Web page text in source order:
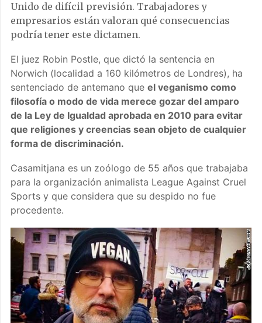
Unido de difícil previsión. Trabajadores y
empresarios están valoran qué consecuencias
podría tener este dictamen.
El juez Robin Postle, que dictó la sentencia en
Norwich (localidad a 160 kilómetros de Londres), ha
sentenciado de antemano que el veganismo como
filosofía o modo de vida merece gozar del amparo
de la Ley de Igualdad aprobada en 2010 para evitar
que religiones y creencias sean objeto de cualquier
forma de discriminación.
Casamitjana es un zoólogo de 55 años que trabajaba
para la organización animalista League Against Cruel
Sports y que considera que su despido no fue
procedente.